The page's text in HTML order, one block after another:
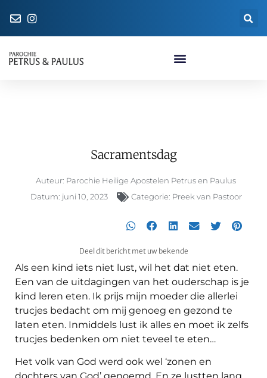
Sacramentsdag
Auteur: Parochie Heilige Apostelen Petrus en Paulus
Datum: juni 10, 2023 Categorie: Preek van Pastoor
Deel dit bericht met uw bekende
Als een kind iets niet lust, wil het dat niet eten.
Een van de uitdagingen van het ouderschap is je
kind leren eten. Ik prijs mijn moeder die allerlei
trucjes bedacht om mij genoeg en gezond te
laten eten. Inmiddels lust ik alles en moet ik zelfs
trucjes bedenken om niet teveel te eten…
Het volk van God werd ook wel ‘zonen en